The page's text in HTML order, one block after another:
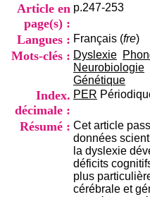
Article en
page(s) :
p.247-253
Langues : Français (fre)
Mots-clés : Dyslexie
Neurobiologie
Génétique
Index.
décimale :
PER
Résumé : Cet article
données
la dyslexie
déficits
plus
cérébrale et
n
a
t
i
o
n
d
C
R
A
R
h
ô